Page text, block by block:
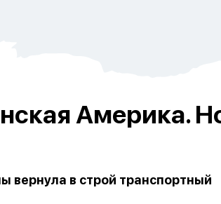
Америка.
вернула в строй транспортный